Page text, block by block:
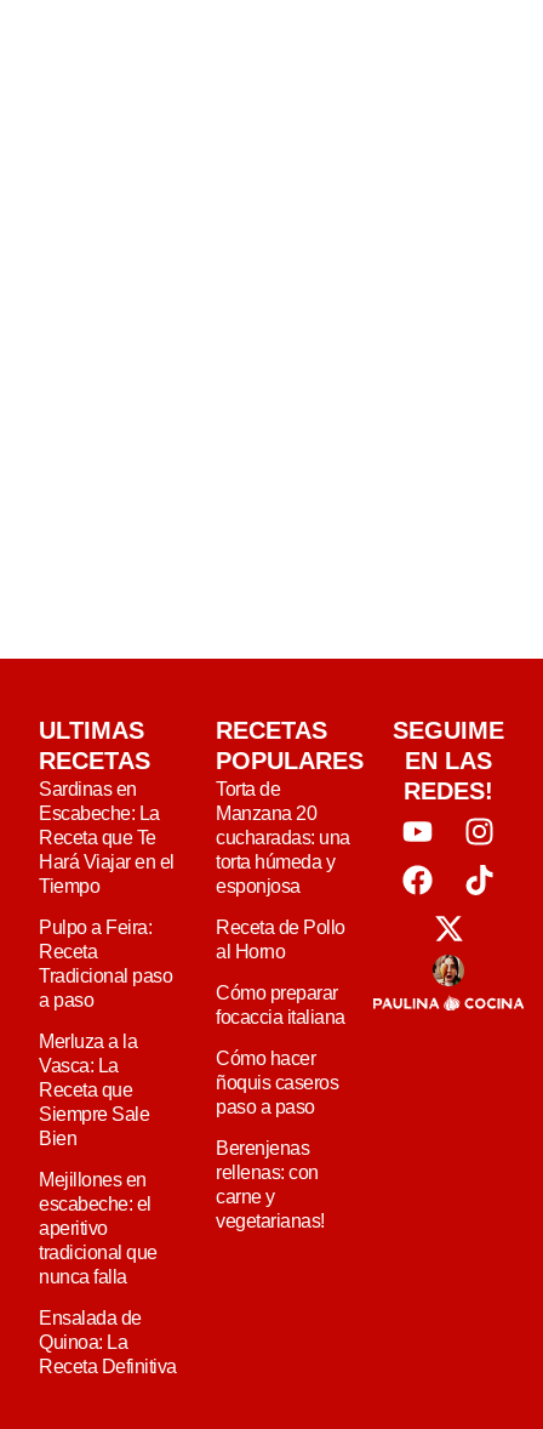
ULTIMAS
RECETAS
Sardinas en
Escabeche: La
Receta que Te
Hará Viajar en el
Tiempo
Pulpo a Feira:
Receta
Tradicional paso
a paso
Merluza a la
Vasca: La
Receta que
Siempre Sale
Bien
Mejillones en
escabeche: el
aperitivo
tradicional que
nunca falla
Ensalada de
Quinoa: La
Receta Definitiva
RECETAS
POPULARES
Torta de
Manzana 20
cucharadas: una
torta húmeda y
esponjosa
Receta de Pollo
al Horno
Cómo preparar
focaccia italiana
Cómo hacer
ñoquis caseros
paso a paso
Berenjenas
rellenas: con
carne y
vegetarianas!
SEGUIME
EN LAS
REDES!